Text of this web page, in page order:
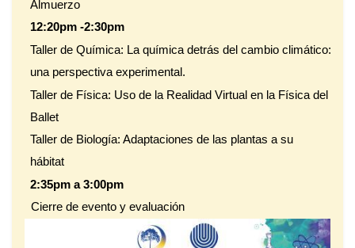
Almuerzo
12:20pm -2:30pm
Taller de Química: La química detrás del cambio climático:
una perspectiva experimental.
Taller de Física: Uso de la Realidad Virtual en la Física del
Ballet
Taller de Biología: Adaptaciones de las plantas a su
hábitat
2:35pm a 3:00pm
Cierre de evento y evaluación